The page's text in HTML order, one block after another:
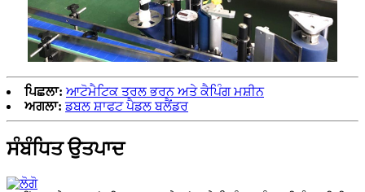
ਪਿਛਲਾ: ਆਟੋਮੈਟਿਕ ਤਰਲ ਭਰਨ ਅਤੇ ਕੈਪਿੰਗ ਮਸ਼ੀਨ
ਅਗਲਾ: ਡਬਲ ਸ਼ਾਫਟ ਪੈਡਲ ਬਲੈਂਡਰ
ਸੰਬੰਧਿਤ ਉਤਪਾਦ